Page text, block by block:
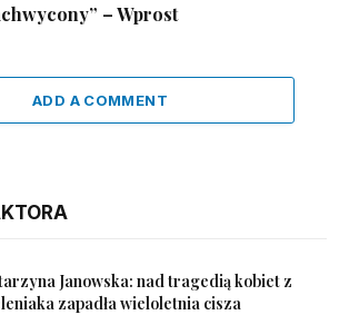
– Wprost
ADD A COMMENT
Janowska: nad tragedią kobiet z
zapadła wieloletnia cisza